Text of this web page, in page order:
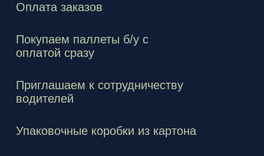
Оплата заказов
Покупаем паллеты б/у с
оплатой сразу
Приглашаем к сотрудничеству
водителей
Упаковочные коробки из картона